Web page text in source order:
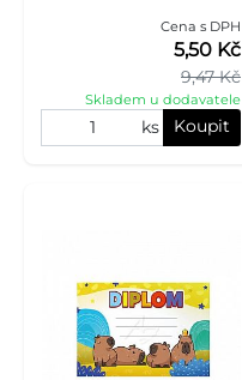
Cena s DPH
9,47 Kč
5,50 Kč
Skladem u dodavatele
ks Koupit